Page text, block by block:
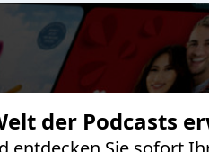
der Podcasts